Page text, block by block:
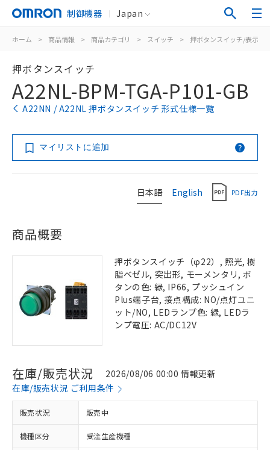
制御機器 Japan
ホーム > 商品情報 > 商品カテゴリ > スイッチ > 押ボタンスイッチ/表示灯
押ボタンスイッチ
A22NL-BPM-TGA-P101-GB
A22NN / A22NL 押ボタンスイッチ 形式仕様一覧
マイリストに追加
日本語 English PDF出力
商品概要
押ボタンスイッチ（φ22）, 照光, 樹
脂ベゼル, 突出形, モーメンタリ, ボ
タンの色: 緑, IP66, プッシュイン
Plus端子台, 接点構成: NO/点灯ユニ
ット/NO, LEDランプ色: 緑, LEDラ
ンプ電圧: AC/DC12V
在庫/販売状況
2026/08/06 00:00 情報更新
在庫/販売状況 ご利用条件
販売状況 販売中
機種区分 受注生産機種